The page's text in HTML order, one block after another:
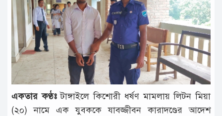
আমাদের
টাঙ্গাইল
আন্তর্জাতিক
রাজনীতি
অপরাধ
দুর্ঘটনা
একতার কণ্ঠঃটাঙ্গাইলে কিশোরী ধর্ষণ মামলায় লিটন মিয়া
(২০) নামে এক যুবককে যাবজ্জীবন কারাদণ্ডের আদেশ